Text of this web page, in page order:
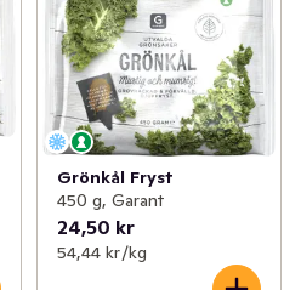
Grönkål Fryst
450 g, Garant
24,50 kr
54,44 kr /kg